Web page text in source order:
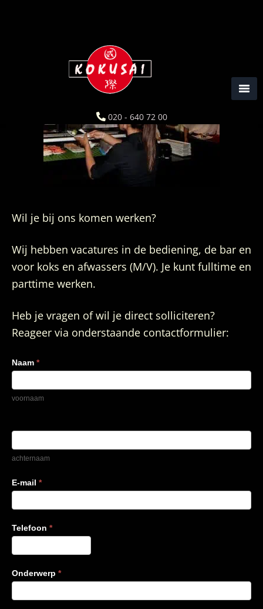
020 - 640 72 00
Werken bij Kokusai
Wil je bij ons komen werken?
Wij hebben vacatures in de bediening, de bar en
voor koks en afwassers (M/V). Je kunt fulltime en
parttime werken.
Heb je vragen of wil je direct solliciteren?
Reageer via onderstaande contactformulier:
Naam *
voornaam
achternaam
E-mail *
Telefoon *
Onderwerp *